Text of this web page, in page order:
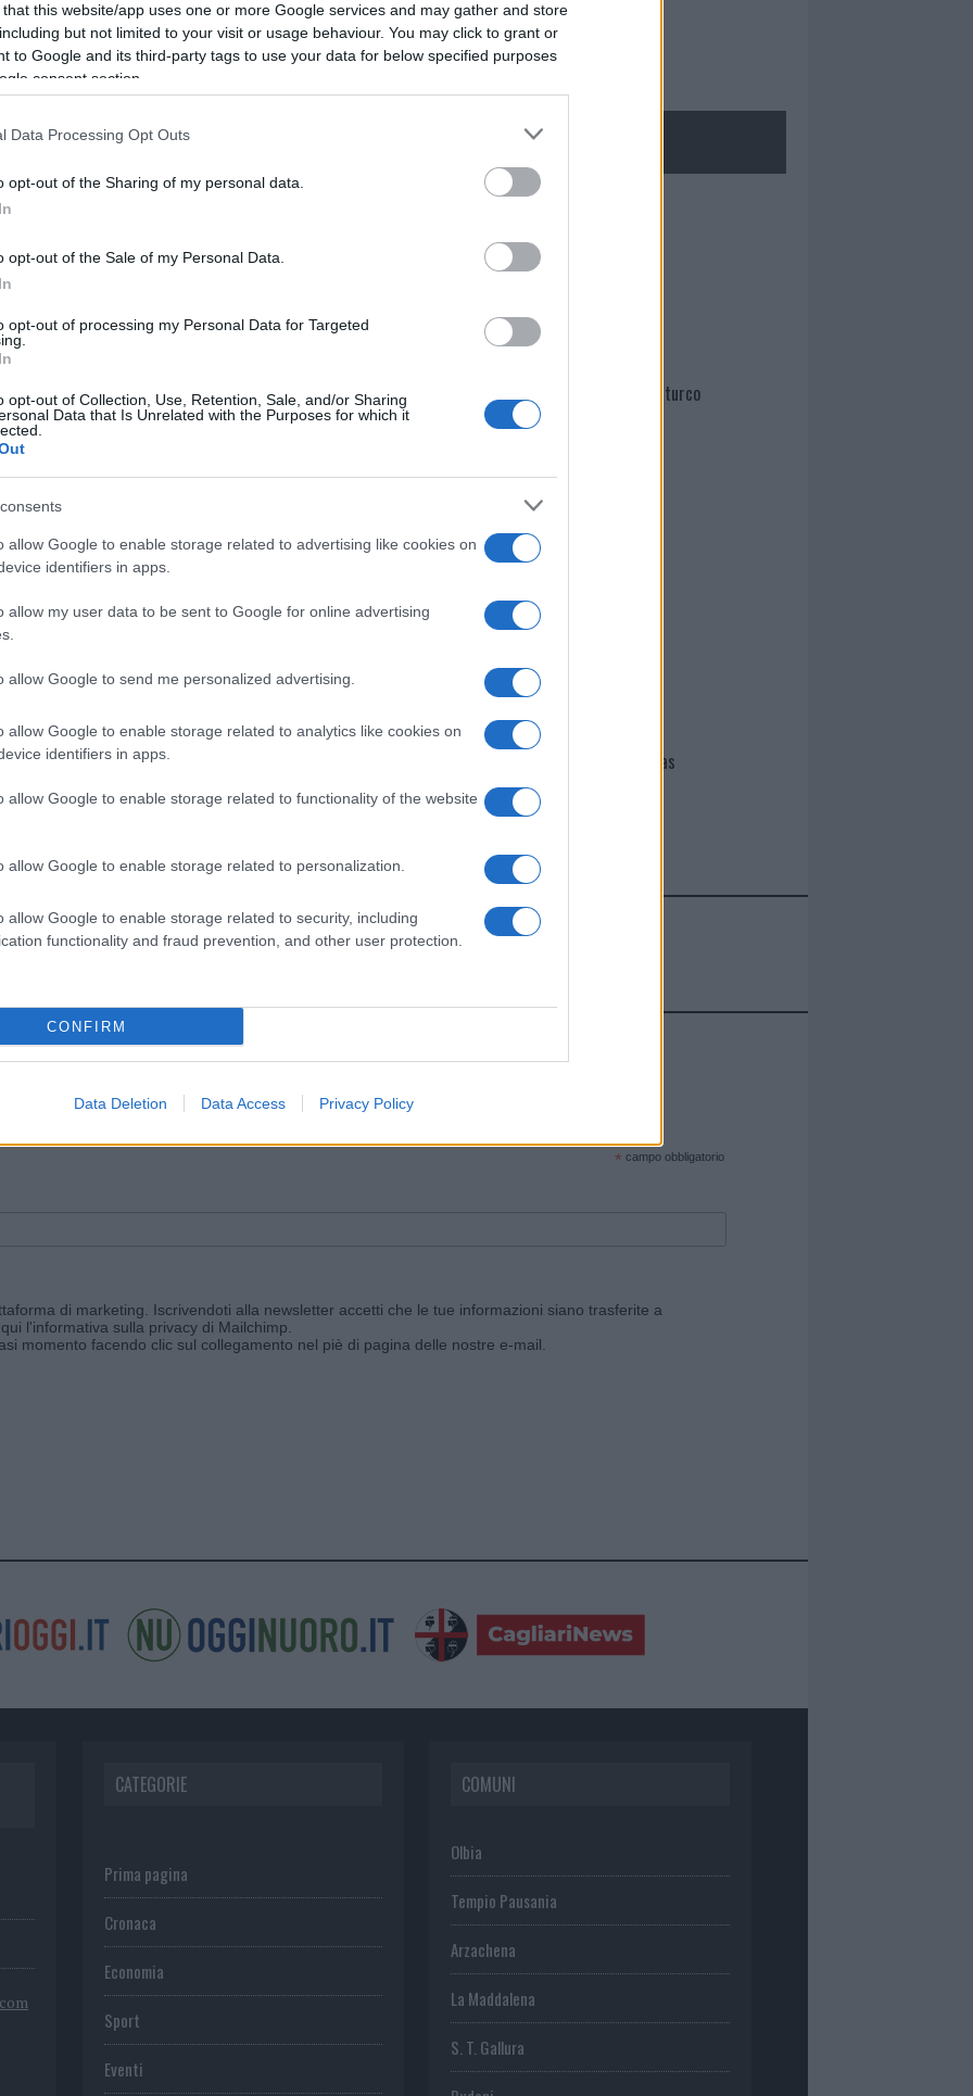
that this website/app uses one or more Google services and may gather and store
but not limited to your visit or usage behaviour. You may click to grant or
to Google and its third-party tags to use your data for below specified purposes
consent section.
Data Processing Opt Outs
opt-out of the Sharing of my personal data.
opt-out of the Sale of my Personal Data.
opt-out of processing my Personal Data for Targeted
opt-out of Collection, Use, Retention, Sale, and/or Sharing
Data that Is Unrelated with the Purposes for which it
allow Google to enable storage related to advertising like cookies on
identifiers in apps.
allow my user data to be sent to Google for online advertising
allow Google to send me personalized advertising.
allow Google to enable storage related to analytics like cookies on
identifiers in apps.
allow Google to enable storage related to functionality of the website
allow Google to enable storage related to personalization.
allow Google to enable storage related to security, including
functionality and fraud prevention, and other user protection.
CONFIRM
Data Deletion Data Access Privacy Policy
venga datapriorità anche agli
poter sperare diriaprire il prima possibile
l’economia dei nostri paesi”.
nella sezioneLogindal menù del sito o
Vaccini Loiri Porto San Paolo
NECROLOGIE
Martina Agostina Diturco
I nostri cari
I nostri cari
Giovannimaria Cabras
Invia un Comunicato Stampa|Pubblicità|Segnala
e ricevi le nostre email periodiche contenenti le ultime notizie pubblicate sul sito web!
* campo obbligatorio
di marketing. Iscrivendoti alla newsletter accetti che le tue informazioni siano trasferite a
l'informativa sulla privacy di Mailchimp
momento facendo clic sul collegamento nel piè di pagina delle nostre e-mail.
CATEGORIE
Prima pagina
Cronaca
Economia
Sport
Eventi
COMUNI
Olbia
Tempio Pausania
Arzachena
La Maddalena
S. T. Gallura